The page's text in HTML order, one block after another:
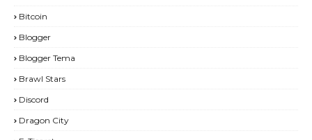
Bitcoin
Blogger
Blogger Tema
Brawl Stars
Discord
Dragon City